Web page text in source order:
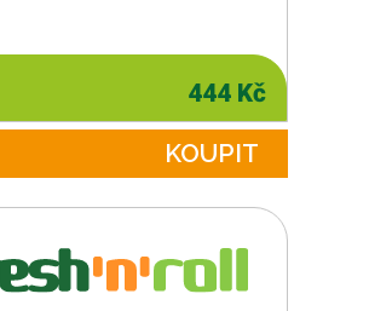
444 Kč
KOUPIT